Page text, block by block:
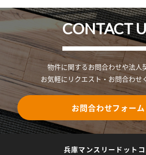
CONTACT
物件に関するお問合わせや法人
お気軽にリクエスト・お問合わせ
お問合わせフォーム
兵庫マンスリードット